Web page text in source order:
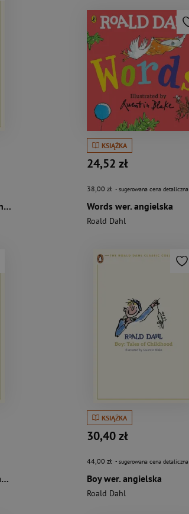
Revolting Rhymes wer. angielska
KSIĄŻKA
24,52 zł
38,00 zł - sugerowana cena detaliczna
Words wer. angielska
Roald Dahl
Charlie and the Great Glass Elevator wer. angielska
KSIĄŻKA
30,40 zł
44,00 zł - sugerowana cena detaliczna
Boy wer. angielska
Roald Dahl